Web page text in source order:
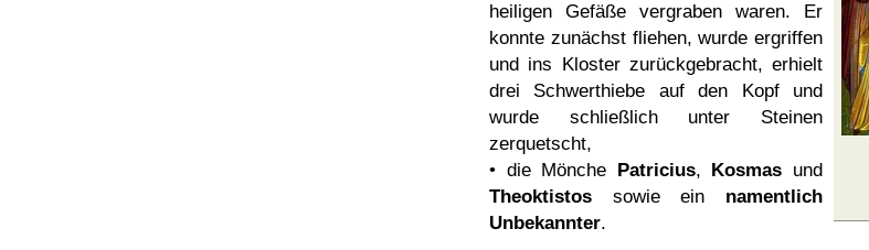
heiligen Gefäße vergraben waren. Er
konnte zunächst fliehen, wurde ergriffen
und ins Kloster zurückgebracht, erhielt
drei Schwerthiebe auf den Kopf und
wurde schließlich unter Steinen
zerquetscht,
• die Mönche Patricius, Kosmas und
Theoktistos sowie ein namentlich
Unbekannter.